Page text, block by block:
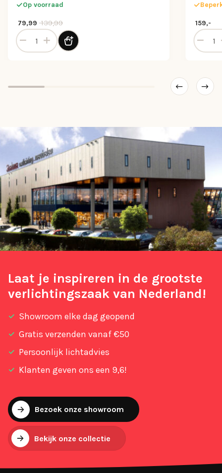
Op voorraad
139,99
Oorspronkelijke prijs was: 139,99.
79,99
Huidige prijs is: 79,99.
Plafondlamp Tronn 40cm titanium 3-step dim aantal
159,-
Laat je inspireren in de grootste
verlichtingszaak van Nederland!
Showroom elke dag geopend
Gratis verzenden vanaf €50
Persoonlijk lichtadvies
Klanten geven ons een 9,6!
Bezoek onze showroom
Bekijk onze collectie